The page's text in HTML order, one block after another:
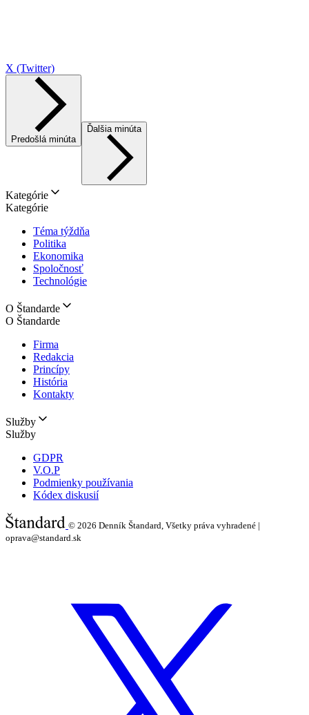
X (Twitter)
Predošlá minúta
Ďalšia minúta
Kategórie
Kategórie
Téma týždňa
Politika
Ekonomika
Spoločnosť
Technológie
O Štandarde
O Štandarde
Firma
Redakcia
Princípy
História
Kontakty
Služby
Služby
GDPR
V.O.P
Podmienky používania
Kódex diskusií
© 2026 Denník Štandard, Všetky práva vyhradené |
oprava@standard.sk